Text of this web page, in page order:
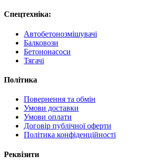
Спецтехніка:
Автобетонозмішувачі
Балковози
Бетононасоси
Тягачі
Політика
Повернення та обмін
Умови доставки
Умови оплати
Договір публічної оферти
Політика конфіденційності
Реквізити